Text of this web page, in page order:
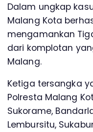
Dalam ungkap
Malang Kota
mengamankan
dari komplotan
Malang.
Ketiga tersangka
Polresta Malang
Sukorame,
Lembursitu,